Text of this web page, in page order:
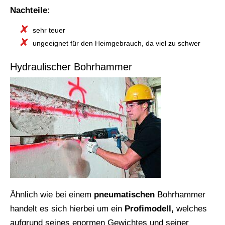
Nachteile:
sehr teuer
ungeeignet für den Heimgebrauch, da viel zu schwer
Hydraulischer Bohrhammer
Ähnlich wie bei einem pneumatischen Bohrhammer
handelt es sich hierbei um ein Profimodell, welches
aufgrund seines enormen Gewichtes und seiner